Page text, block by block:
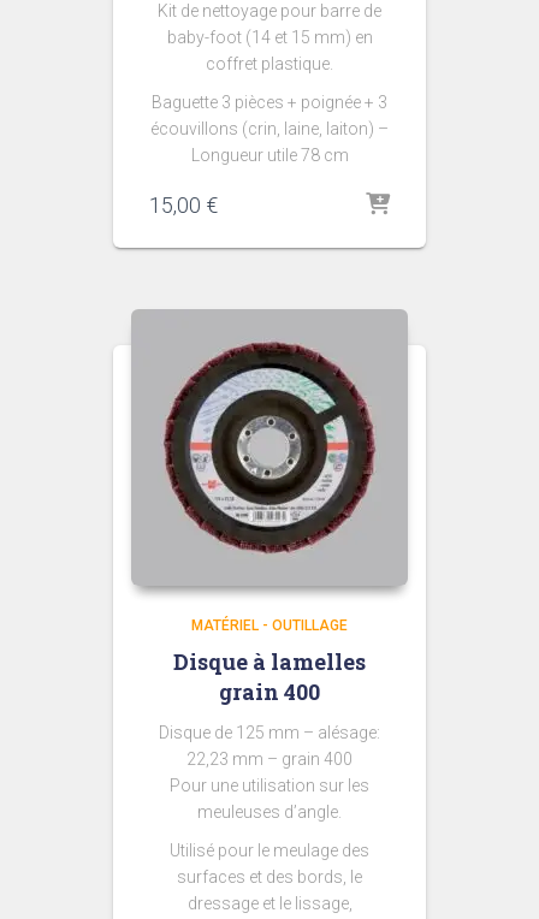
Kit de nettoyage pour barre de
baby-foot (14 et 15 mm) en
coffret plastique.
Baguette 3 pièces + poignée + 3
écouvillons (crin, laine, laiton) –
Longueur utile 78 cm
15,00 €
MATÉRIEL - OUTILLAGE
Disque à lamelles
grain 400
Disque de 125 mm – alésage:
22,23 mm – grain 400
Pour une utilisation sur les
meuleuses d’angle.
Utilisé pour le meulage des
surfaces et des bords, le
dressage et le lissage,